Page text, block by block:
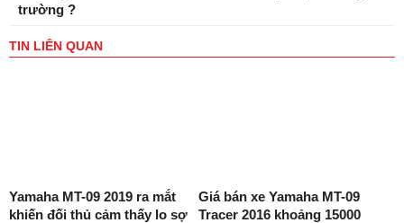
trường ?
TIN LIÊN QUAN
Yamaha MT-09 2019 ra mắt
khiến đối thủ cảm thấy lo sợ
Giá bán xe Yamaha MT-09
Tracer 2016 khoảng 15000